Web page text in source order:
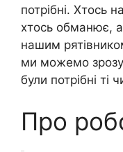
потрібні. Хтось
хтось обманює,
нашим
ми можемо
були потрібні ті
Про